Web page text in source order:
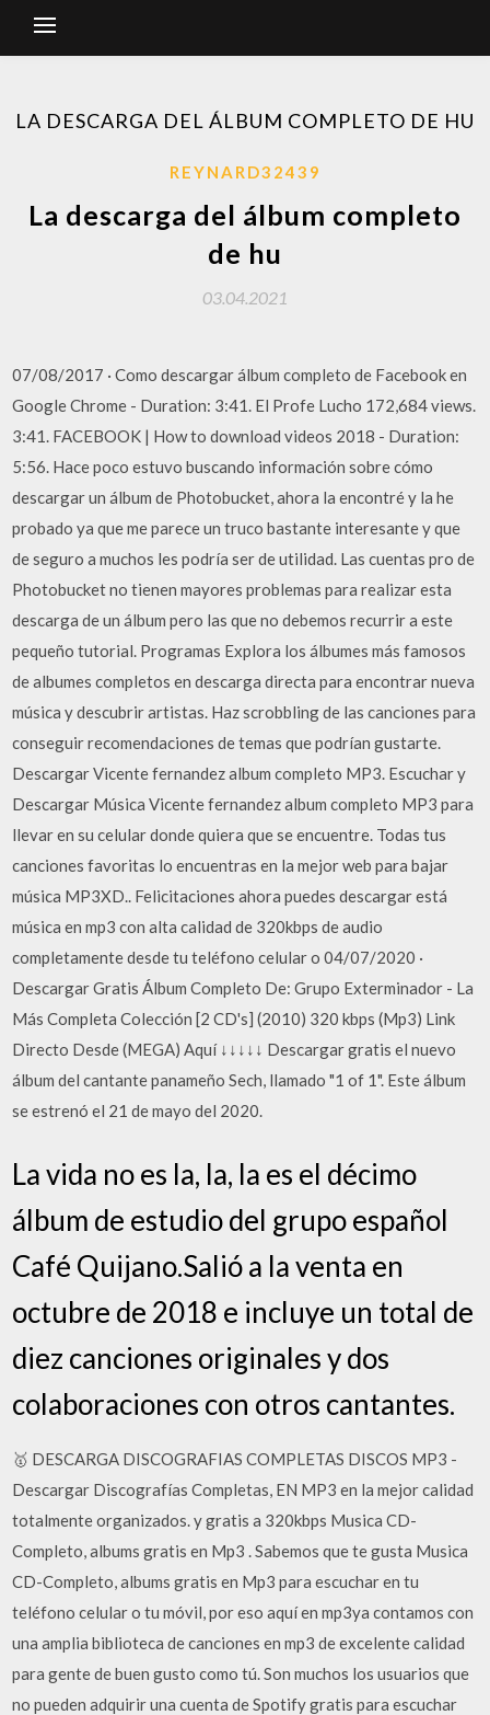
LA DESCARGA DEL ÁLBUM COMPLETO DE HU
REYNARD32439
La descarga del álbum completo
de hu
03.04.2021
07/08/2017 · Como descargar álbum completo de Facebook en
Google Chrome - Duration: 3:41. El Profe Lucho 172,684 views.
3:41. FACEBOOK | How to download videos 2018 - Duration:
5:56. Hace poco estuvo buscando información sobre cómo
descargar un álbum de Photobucket, ahora la encontré y la he
probado ya que me parece un truco bastante interesante y que
de seguro a muchos les podría ser de utilidad. Las cuentas pro de
Photobucket no tienen mayores problemas para realizar esta
descarga de un álbum pero las que no debemos recurrir a este
pequeño tutorial. Programas Explora los álbumes más famosos
de albumes completos en descarga directa para encontrar nueva
música y descubrir artistas. Haz scrobbling de las canciones para
conseguir recomendaciones de temas que podrían gustarte.
Descargar Vicente fernandez album completo MP3. Escuchar y
Descargar Música Vicente fernandez album completo MP3 para
llevar en su celular donde quiera que se encuentre. Todas tus
canciones favoritas lo encuentras en la mejor web para bajar
música MP3XD.. Felicitaciones ahora puedes descargar está
música en mp3 con alta calidad de 320kbps de audio
completamente desde tu teléfono celular o 04/07/2020 ·
Descargar Gratis Álbum Completo De: Grupo Exterminador - La
Más Completa Colección [2 CD's] (2010) 320 kbps (Mp3) Link
Directo Desde (MEGA) Aquí ↓↓↓↓↓ Descargar gratis el nuevo
álbum del cantante panameño Sech, llamado "1 of 1". Este álbum
se estrenó el 21 de mayo del 2020.
La vida no es la, la, la es el décimo
álbum de estudio del grupo español
Café Quijano.Salió a la venta en
octubre de 2018 e incluye un total de
diez canciones originales y dos
colaboraciones con otros cantantes.
🥇 DESCARGA DISCOGRAFIAS COMPLETAS DISCOS MP3 -
Descargar Discografías Completas, EN MP3 en la mejor calidad
totalmente organizados. y gratis a 320kbps Musica CD-
Completo, albums gratis en Mp3 . Sabemos que te gusta Musica
CD-Completo, albums gratis en Mp3 para escuchar en tu
teléfono celular o tu móvil, por eso aquí en mp3ya contamos con
una amplia biblioteca de canciones en mp3 de excelente calidad
para gente de buen gusto como tú. Son muchos los usuarios que
no pueden adquirir una cuenta de Spotify gratis para escuchar